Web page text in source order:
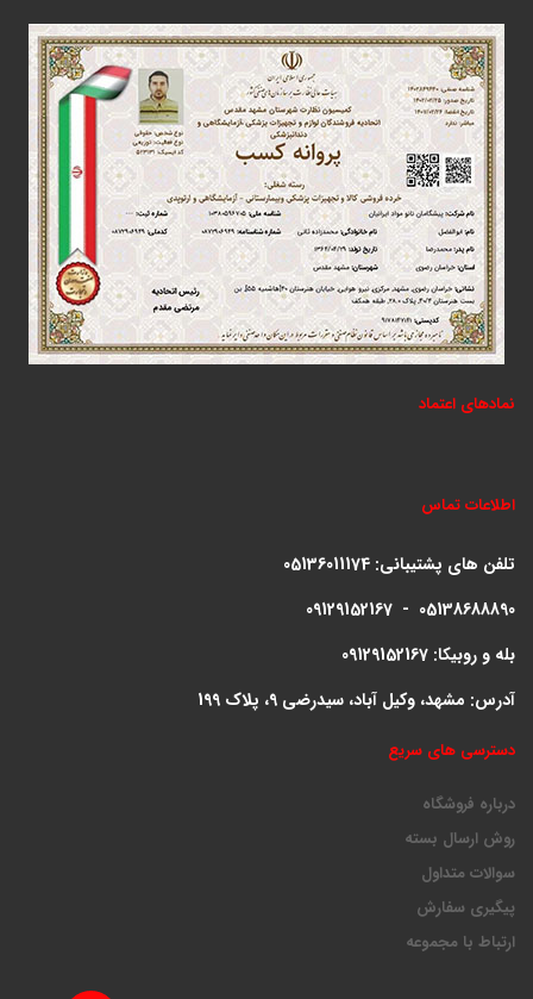
نمادهای اعتماد
اطلاعات تماس
تلفن های پشتیبانی: 05136011174
09129152167 - 05138688890
بله و روبیکا: 09129152167
آدرس: مشهد، وکیل آباد، سیدرضی 9، پلاک 199
دسترسی های سریع
درباره فروشگاه
روش ارسال بسته
سوالات متداول
پیگیری سفارش
ارتباط با مجموعه